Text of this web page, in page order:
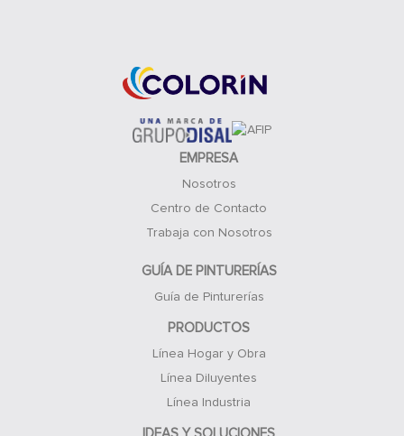
EMPRESA
Nosotros
Centro de Contacto
Trabaja con Nosotros
GUÍA DE PINTURERÍAS
Guía de Pinturerías
PRODUCTOS
Línea Hogar y Obra
Línea Diluyentes
Línea Industria